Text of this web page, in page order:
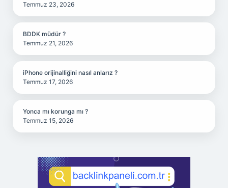
Temmuz 23, 2026
BDDK müdür ?
Temmuz 21, 2026
iPhone orijinalliğini nasıl anlarız ?
Temmuz 17, 2026
Yonca mı korunga mı ?
Temmuz 15, 2026